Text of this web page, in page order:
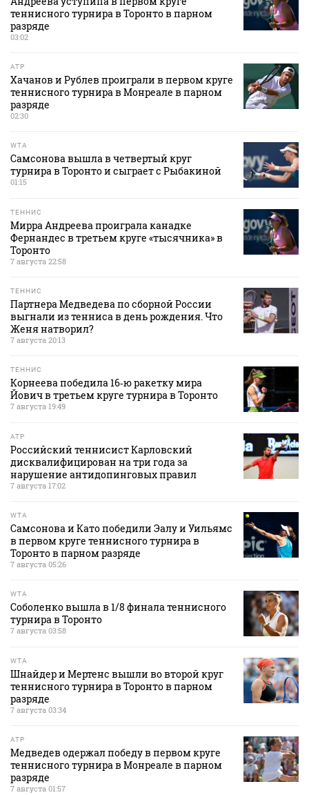
теннисного турнира в Торонто в парном
разряде
03:02
ATP
Хачанов и Рублев проиграли в первом круге
теннисного турнира в Монреале в парном
разряде
02:30
WTA
Самсонова вышла в четвертый круг
турнира в Торонто и сыграет с Рыбакиной
01:15
ТЕННИС
Мирра Андреева проиграла канадке
Фернандес в третьем круге «тысячника» в
Торонто
7 августа 22:58
ТЕННИС
Партнера Медведева по сборной России
выгнали из тенниса в день рождения. Что
Женя натворил?
7 августа 20:13
ТЕННИС
Корнеева победила 16‑ю ракетку мира
Йович в третьем круге турнира в Торонто
7 августа 19:49
ATP
Российский теннисист Карловский
дисквалифицирован на три года за
нарушение антидопинговых правил
7 августа 17:02
WTA
Самсонова и Като победили Эалу и Уильямс
в первом круге теннисного турнира в
Торонто в парном разряде
7 августа 05:26
WTA
Соболенко вышла в 1/8 финала теннисного
турнира в Торонто
7 августа 03:58
WTA
Шнайдер и Мертенс вышли во второй круг
теннисного турнира в Торонто в парном
разряде
7 августа 03:34
ATP
Медведев одержал победу в первом круге
теннисного турнира в Монреале в парном
разряде
7 августа 01:57